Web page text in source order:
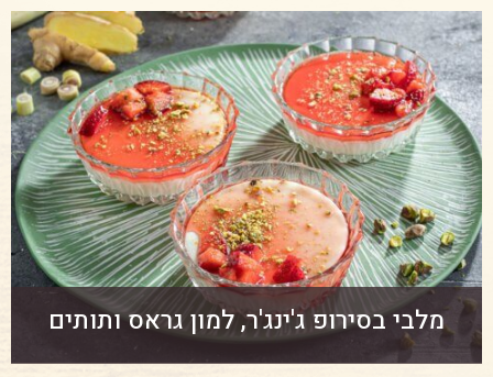
מלבי בסירופ ג'ינג'ר, למון גראס ותותים